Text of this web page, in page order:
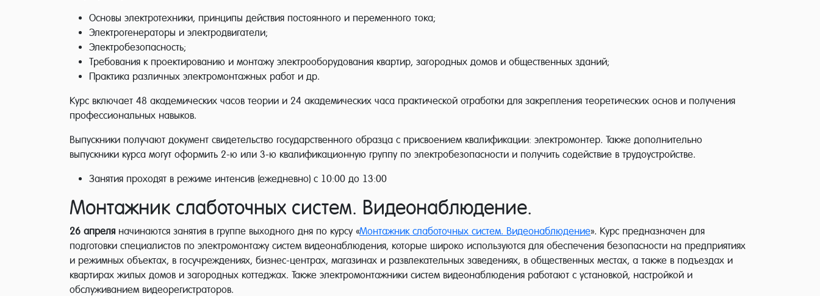
Основы электротехники, принципы действия постоянного и переменного тока;
Электрогенераторы и электродвигатели;
Электробезопасность;
Требования к проектированию и монтажу электрооборудования квартир, загородных домов и общественных зданий;
Практика различных электромонтажных работ и др.
Курс включает 48 академических часов теории и 24 академических часа практической отработки для закрепления теоретических основ и получения
профессиональных навыков.
Выпускники получают документ свидетельство государственного образца с присвоением квалификации: электромонтер. Также дополнительно
выпускники курса могут оформить 2-ю или 3-ю квалификационную группу по электробезопасности и получить содействие в трудоустройстве.
Занятия проходят в режиме интенсив (ежедневно) с 10:00 до 13:00
Монтажник слаботочных систем. Видеонаблюдение.
26 апреля начинаются занятия в группе выходного дня по курсу «Монтажник слаботочных систем. Видеонаблюдение». Курс предназначен для
подготовки специалистов по электромонтажу систем видеонаблюдения, которые широко используются для обеспечения безопасности на предприятиях
и режимных объектах, в госучреждениях, бизнес-центрах, магазинах и развлекательных заведениях, в общественных местах, а также в подъездах и
квартирах жилых домов и загородных коттеджах. Также электромонтажники систем видеонаблюдения работают с установкой, настройкой и
обслуживанием видеорегистраторов.